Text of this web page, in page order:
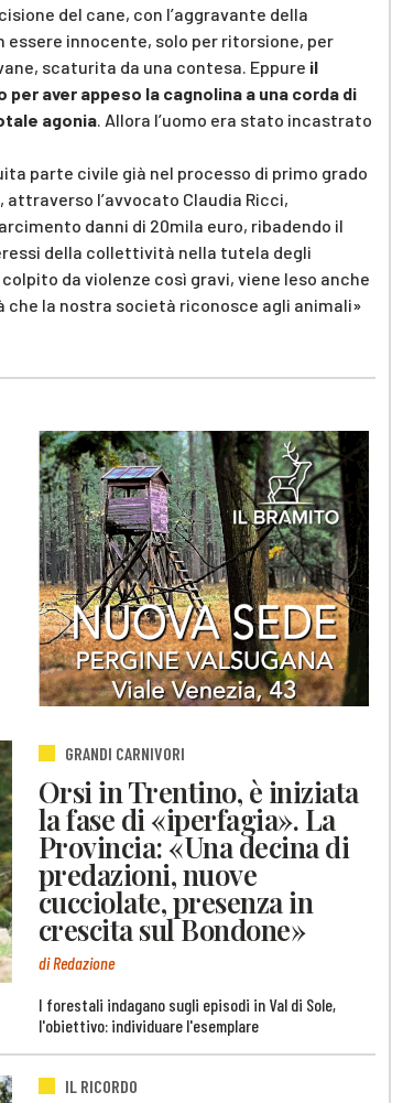
del cane, con l’aggravante della
innocente, solo per ritorsione, per
scaturita da una contesa. Eppure il
aver appeso la cagnolina a una corda di
agonia. Allora l’uomo era stato incastrato
parte civile già nel processo di primo grado
l’avvocato Claudia Ricci,
danni di 20mila euro, ribadendo il
della collettività nella tutela degli
da violenze così gravi, viene leso anche
la nostra società riconosce agli animali»
GRANDI CARNIVORI
Orsi in Trentino, è iniziata
la fase di «iperfagia». La
Provincia: «Una decina di
predazioni, nuove
cucciolate, presenza in
crescita sul Bondone»
di Redazione
I forestali indagano sugli episodi in Val di Sole,
l'obiettivo: individuare l'esemplare
IL RICORDO